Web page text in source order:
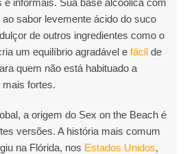
e informais. Sua base alcoólica com
sabor levemente ácido do suco
de outros ingredientes como o
um equilíbrio agradável e fácil de
quem não está habituado a
mais fortes.
a origem do Sex on the Beach é
versões. A história mais comum
na Flórida, nos Estados Unidos,